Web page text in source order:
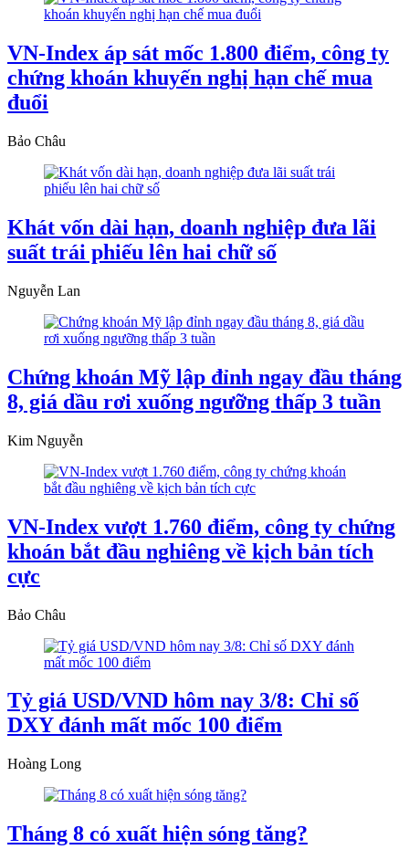
VN-Index áp sát mốc 1.800 điểm, công ty
chứng khoán khuyến nghị hạn chế mua
đuổi
Bảo Châu
Khát vốn dài hạn, doanh nghiệp đưa lãi
suất trái phiếu lên hai chữ số
Nguyễn Lan
Chứng khoán Mỹ lập đỉnh ngay đầu tháng
8, giá dầu rơi xuống ngưỡng thấp 3 tuần
Kim Nguyễn
VN-Index vượt 1.760 điểm, công ty chứng
khoán bắt đầu nghiêng về kịch bản tích
cực
Bảo Châu
Tỷ giá USD/VND hôm nay 3/8: Chỉ số
DXY đánh mất mốc 100 điểm
Hoàng Long
Tháng 8 có xuất hiện sóng tăng?